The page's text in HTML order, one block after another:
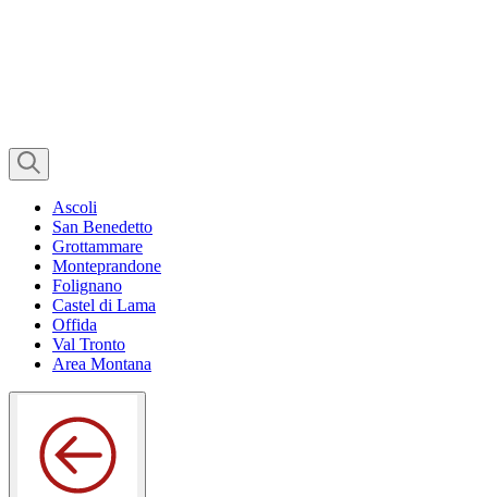
Ascoli
San Benedetto
Grottammare
Monteprandone
Folignano
Castel di Lama
Offida
Val Tronto
Area Montana